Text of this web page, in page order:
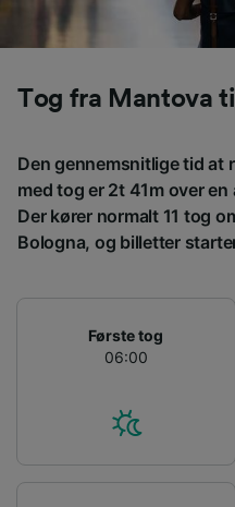
Tog fra Mantova
Den gennemsnitlige tid at
med tog er 2t 41m over
Der kører normalt 11 tog
Bologna, og billetter
Første tog
06:00
Vi og vores partnere
enhed. Tilpasset
annoncerings- og
tjenester.